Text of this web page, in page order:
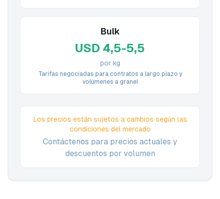
Bulk
USD 4,5-5,5
por kg
Tarifas negociadas para contratos a largo plazo y
volúmenes a granel
Los precios están sujetos a cambios según las
condiciones del mercado
Contáctenos para precios actuales y
descuentos por volumen